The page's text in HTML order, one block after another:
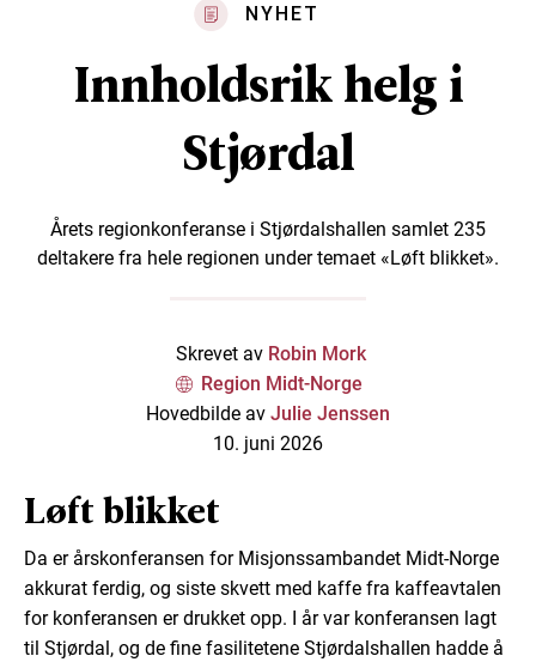
NYHET
Innholdsrik helg i
Stjørdal
Årets regionkonferanse i Stjørdalshallen samlet 235
deltakere fra hele regionen under temaet «Løft blikket».
Skrevet av Robin Mork
Region Midt-Norge
Hovedbilde av Julie Jenssen
10. juni 2026
Løft blikket
Da er årskonferansen for Misjonssambandet Midt-Norge
akkurat ferdig, og siste skvett med kaffe fra kaffeavtalen
for konferansen er drukket opp. I år var konferansen lagt
til Stjørdal, og de fine fasilitetene Stjørdalshallen hadde å